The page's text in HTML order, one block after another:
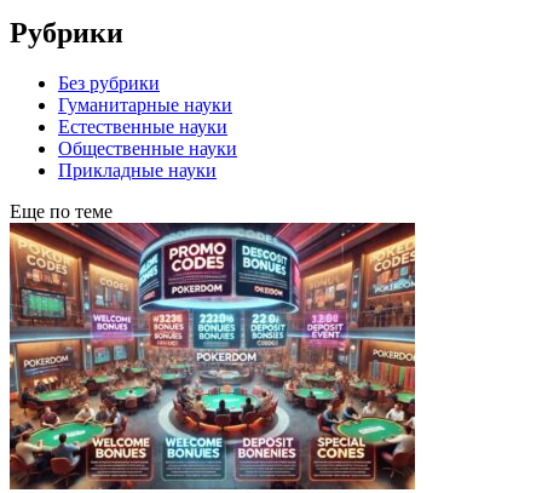
Рубрики
Без рубрики
Гуманитарные науки
Естественные науки
Общественные науки
Прикладные науки
Еще по теме